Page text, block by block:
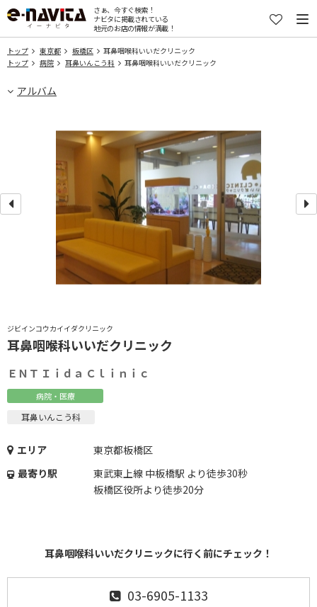
さぁ、今すぐ検索！
ナビタに掲載されている
地元のお店の情報が満載！
トップ 東京都 板橋区
耳鼻咽喉科いいだクリニック
トップ
病院 耳鼻いんこう科 耳鼻咽喉科いいだクリニック
アルバム
ジビインコウカイイダクリニック
耳鼻咽喉科いいだクリニック
ＥＮＴ Ｉｉｄａ Ｃｌｉｎｉｃ
病院・医療
耳鼻いんこう科
エリア
東京都板橋区
最寄り駅
東武東上線 中板橋駅 より徒歩30秒
板橋区役所より徒歩20分
耳鼻咽喉科いいだクリニックに行く前にチェック！
03-6905-1133